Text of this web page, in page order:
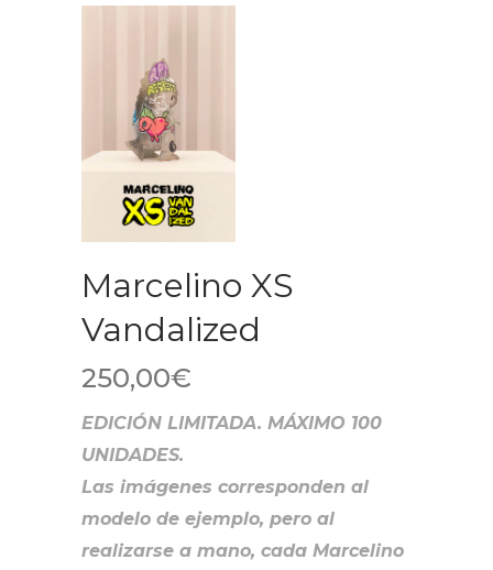
Marcelino XS
Vandalized
250,00€
EDICIÓN LIMITADA. MÁXIMO 100
UNIDADES.
Las imágenes corresponden al
modelo de ejemplo, pero al
realizarse a mano, cada Marcelino